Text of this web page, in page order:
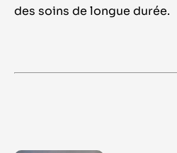
des soins de longue durée.